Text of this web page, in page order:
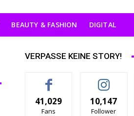
BEAUTY & FASHION DIGITAL
VERPASSE KEINE STORY!
41,029
Fans
10,147
Follower